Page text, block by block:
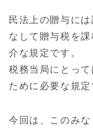
民法上の贈与に
なして贈与税を
介な規定です。
税務当局にとっ
ために必要な規定
今回は、このみ